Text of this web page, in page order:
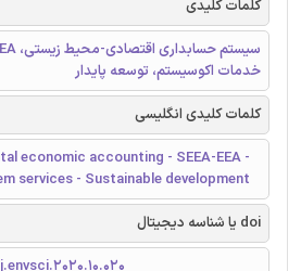
کلمات کلیدی
خدمات اکوسیستم، توسعه پایدار
کلمات کلیدی انگلیسی
economic accounting - SEEA-EEA -
services - Sustainable development
doi یا شناسه دیجیتال